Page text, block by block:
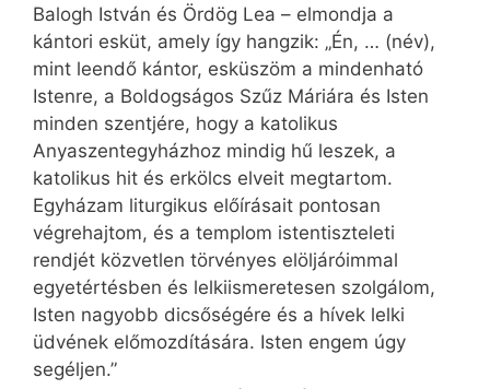
Balogh István és Ördög Lea – elmondja a
kántori esküt, amely így hangzik: „Én, … (név),
mint leendő kántor, esküszöm a mindenható
Istenre, a Boldogságos Szűz Máriára és Isten
minden szentjére, hogy a katolikus
Anyaszentegyházhoz mindig hű leszek, a
katolikus hit és erkölcs elveit megtartom.
Egyházam liturgikus előírásait pontosan
végrehajtom, és a templom istentiszteleti
rendjét közvetlen törvényes elöljáróimmal
egyet­értésben és lelkiismeretesen szolgálom,
Isten nagyobb dicsőségére és a hívek lelki
üdvének előmozdítására. Isten engem úgy
segéljen.”